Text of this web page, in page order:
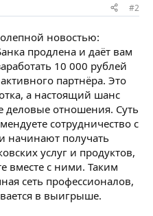
#2
новостью:
продлена и даёт вам
10 000 рублей
партнёра. Это
а настоящий шанс
деловые отношения. Суть
сотрудничество с
получать
услуг и продуктов,
вместе с ними. Таким
сеть профессионалов,
в выигрыше.